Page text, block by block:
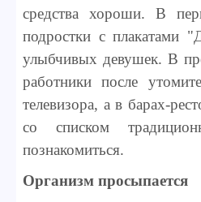
средства хороши. В
подростки с плакатами
улыбчивых девушек. В
работники после
телевизора, а в барах-
со списком
познакомиться.
Организм просыпается